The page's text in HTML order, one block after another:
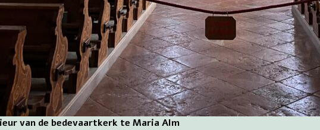
van de bedevaartkerk te Maria Alm